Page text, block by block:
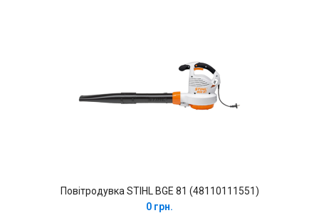
Повітродувка STIHL BGE 81 (48110111551)
0 грн.